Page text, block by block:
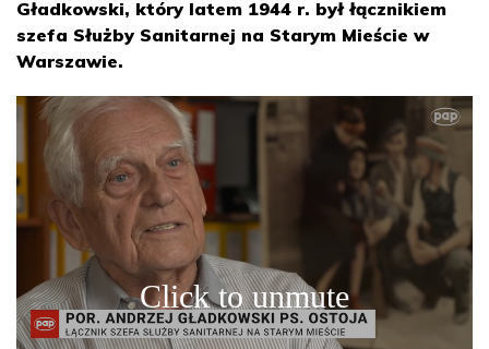
Gładkowski, który latem 1944 r. był łącznikiem
szefa Służby Sanitarnej na Starym Mieście w
Warszawie.